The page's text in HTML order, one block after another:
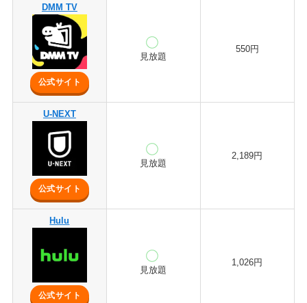
DMM TV
公式サイト
見放題
550円
U-NEXT
公式サイト
見放題
2,189円
Hulu
公式サイト
見放題
1,026円